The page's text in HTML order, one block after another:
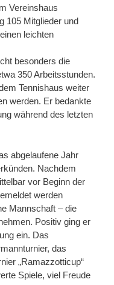
Vereinshaus
105 Mitglieder und
leichten
besonders die
350 Arbeitsstunden.
Tennishaus weiter
werden. Er bedankte
während des letzten
abgelaufene Jahr
Nachdem
vor Beginn der
werden
Mannschaft – die
Positiv ging er
ein. Das
das
„Ramazzotticup“
Spiele, viel Freude